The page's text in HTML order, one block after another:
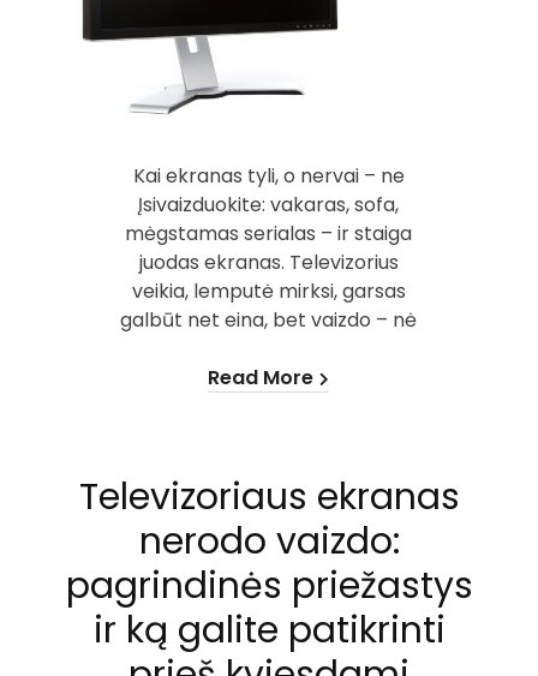
Kai ekranas tyli, o nervai – ne
Įsivaizduokite: vakaras, sofa,
mėgstamas serialas – ir staiga
juodas ekranas. Televizorius
veikia, lemputė mirksi, garsas
galbūt net eina, bet vaizdo – nė
Read More
Televizoriaus ekranas
nerodo vaizdo:
pagrindinės priežastys
ir ką galite patikrinti